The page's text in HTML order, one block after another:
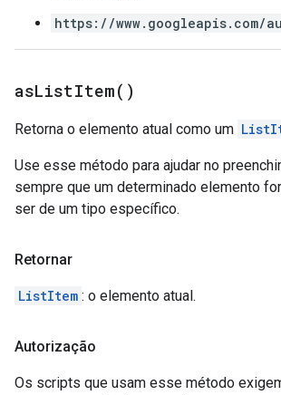
https://www.googleapis.com/
asListItem( )
Retorna o elemento atual como um
Use esse método para ajudar no
sempre que um determinado elemento
ser de um tipo específico.
Retornar
ListItem : o elemento atual.
Autorização
Os scripts que usam esse método